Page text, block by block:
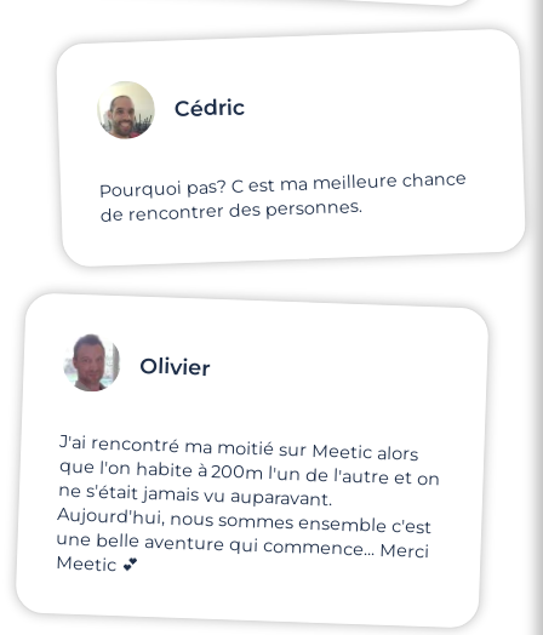
Cédric
Pourquoi pas? C est ma meilleure chance
de rencontrer des personnes.
Olivier
J'ai rencontré ma moitié sur Meetic alors
que l'on habite à 200m l'un de l'autre et on
ne s'était jamais vu auparavant.
Aujourd'hui, nous sommes ensemble c'est
une belle aventure qui commence... Merci
Meetic 💕